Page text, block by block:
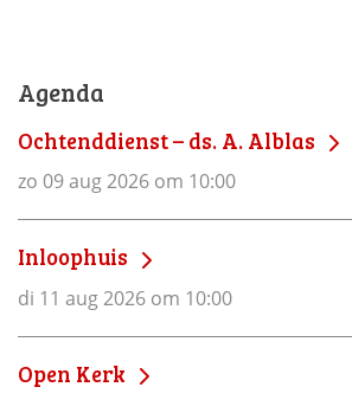
Agenda
Ochtenddienst – ds. A. Alblas
zo 09 aug 2026 om 10:00
Inloophuis
di 11 aug 2026 om 10:00
Open Kerk